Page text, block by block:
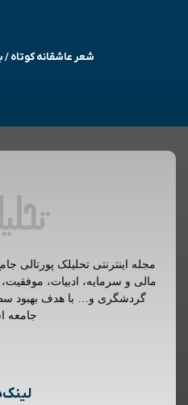
شعر عاشقانه کوتاه / بیش از ۷۰
مجله اینترنتی تحلیلک پورتالی
مالی و سرمایه، ادبیات،
گردشگری و… با هدف بهبود
جامعه